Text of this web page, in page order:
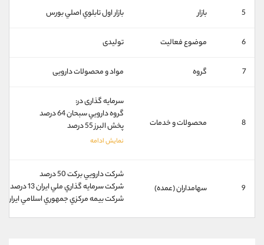
5 بازار بازار اول تابلوي اصلي بورس
6 موضوع فعالیت تولیدی
7 گروه مواد و محصولات دارویی
8 محصولات و خدمات
سرمایه گذاری در:
گروه دارويي سبحان 64 درصد
پخش البرز 55 درصد
9 سهامداران (عمده)
شركت دارويي بركت 50 درصد
شركت سرمايه گذاري ملي ايران 13 درصد
شركت بيمه مركزي جمهوري اسلامي ايران 3 درصد